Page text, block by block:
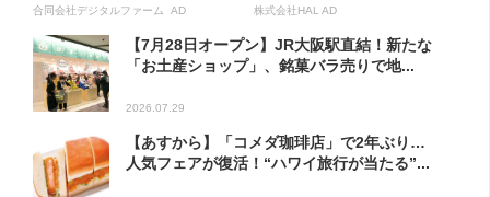
合同会社デジタルファーム AD 株式会社HAL AD
【7月28日オープン】JR大阪駅直結！新たな
「お土産ショップ」、銘菓バラ売りで地...
2026.07.29
【あすから】「コメダ珈琲店」で2年ぶり…
人気フェアが復活！“ハワイ旅行が当たる”...